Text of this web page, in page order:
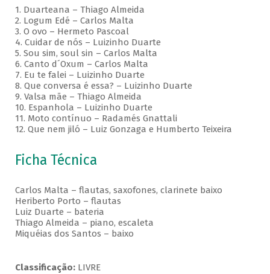
1. Duarteana – Thiago Almeida
2. Logum Edé – Carlos Malta
3. O ovo – Hermeto Pascoal
4. Cuidar de nós – Luizinho Duarte
5. Sou sim, soul sin – Carlos Malta
6. Canto d´Oxum – Carlos Malta
7. Eu te falei – Luizinho Duarte
8. Que conversa é essa? – Luizinho Duarte
9. Valsa mãe – Thiago Almeida
10. Espanhola – Luizinho Duarte
11. Moto contínuo – Radamés Gnattali
12. Que nem jiló – Luiz Gonzaga e Humberto Teixeira
Ficha Técnica
Carlos Malta – flautas, saxofones, clarinete baixo
Heriberto Porto – flautas
Luiz Duarte – bateria
Thiago Almeida – piano, escaleta
Miquéias dos Santos – baixo
Classificação: LIVRE